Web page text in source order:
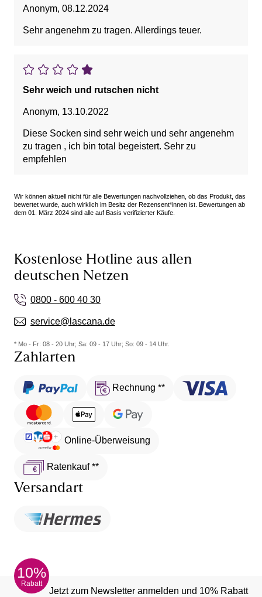
Anonym, 08.12.2024
Sehr angenehm zu tragen. Allerdings teuer.
Sehr weich und rutschen nicht
Anonym, 13.10.2022
Diese Socken sind sehr weich und sehr angenehm
zu tragen , ich bin total begeistert. Sehr zu
empfehlen
Wir können aktuell nicht für alle Bewertungen nachvollziehen, ob das Produkt, das
bewertet wurde, auch wirklich im Besitz der Rezensent*innen ist. Bewertungen ab
dem 01. März 2024 sind alle auf Basis verifizierter Käufe.
Kostenlose Hotline aus allen
deutschen Netzen
0800 - 600 40 30
service@lascana.de
* Mo - Fr: 08 - 20 Uhr; Sa: 09 - 17 Uhr; So: 09 - 14 Uhr.
Zahlarten
Rechnung **
Online-Überweisung
Ratenkauf **
Versandart
10%
Rabatt
Jetzt zum Newsletter anmelden und 10% Rabatt